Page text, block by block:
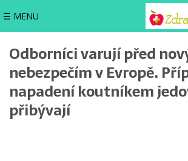
☰ MENU
Odborníci varují před
nebezpečím v Evropě.
napadení koutníkem
přibývají